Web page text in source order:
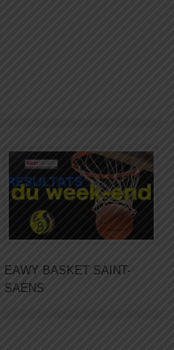
EAWY BASKET SAINT-
SAËNS